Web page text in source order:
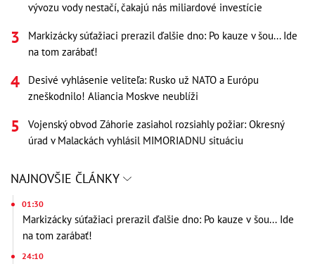
vývozu vody nestačí, čakajú nás miliardové investície
Markizácky súťažiaci prerazil ďalšie dno: Po kauze v šou... Ide
na tom zarábať!
Desivé vyhlásenie veliteľa: Rusko už NATO a Európu
zneškodnilo! Aliancia Moskve neublíži
Vojenský obvod Záhorie zasiahol rozsiahly požiar: Okresný
úrad v Malackách vyhlásil MIMORIADNU situáciu
NAJNOVŠIE ČLÁNKY
01:30
Markizácky súťažiaci prerazil ďalšie dno: Po kauze v šou... Ide
na tom zarábať!
24:10